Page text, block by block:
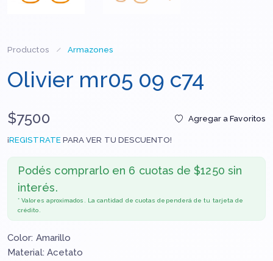
Productos Armazones
Olivier mr05 09 c74
$7500 Agregar a Favoritos
¡REGISTRATEPARA VER TU DESCUENTO!
Podés comprarlo en 6 cuotas de $1250 sin
interés.
* Valores aproximados. La cantidad de cuotas dependerá de tu tarjeta de
crédito.
Color: Amarillo
Material: Acetato